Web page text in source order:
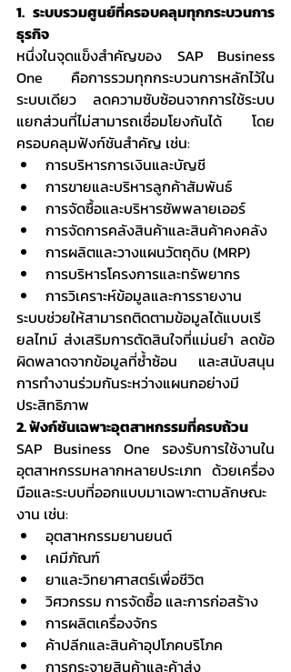
1. ระบบรวมศูนย์ที่ครอบคลุมทุกกระบวนการ
ธุรกิจ
หนึ่งในจุดแข็งสำคัญของ SAP Business
One คือการรวมทุกกระบวนการหลักไว้ใน
ระบบเดียว ลดความซับซ้อนจากการใช้ระบบ
แยกส่วนที่ไม่สามารถเชื่อมโยงกันได้ โดย
ครอบคลุมฟังก์ชันสำคัญ เช่น:
การบริหารการเงินและบัญชี
การขายและบริหารลูกค้าสัมพันธ์
การจัดซื้อและบริหารซัพพลายเออร์
การจัดการคลังสินค้าและสินค้าคงคลัง
การผลิตและวางแผนวัตถุดิบ (MRP)
การบริหารโครงการและทรัพยากร
การวิเคราะห์ข้อมูลและการรายงาน
ระบบช่วยให้สามารถติดตามข้อมูลได้แบบเรี
ยลไทม์ ส่งเสริมการตัดสินใจที่แม่นยำ ลดข้อ
ผิดพลาดจากข้อมูลที่ซ้ำซ้อน และสนับสนุน
การทำงานร่วมกันระหว่างแผนกอย่างมี
ประสิทธิภาพ
2. ฟังก์ชันเฉพาะอุตสาหกรรมที่ครบถ้วน
SAP Business One รองรับการใช้งานใน
อุตสาหกรรมหลากหลายประเภท ด้วยเครื่อง
มือและระบบที่ออกแบบมาเฉพาะตามลักษณะ
งาน เช่น:
อุตสาหกรรมยานยนต์
เคมีภัณฑ์
ยาและวิทยาศาสตร์เพื่อชีวิต
วิศวกรรม การจัดซื้อ และการก่อสร้าง
การผลิตเครื่องจักร
ค้าปลีกและสินค้าอุปโภคบริโภค
การกระจายสินค้าและค้าส่ง